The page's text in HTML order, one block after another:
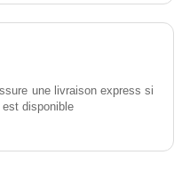
une livraison express si
est disponible